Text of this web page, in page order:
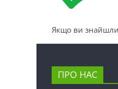
Якщо ви знайшли
ПРО НАС